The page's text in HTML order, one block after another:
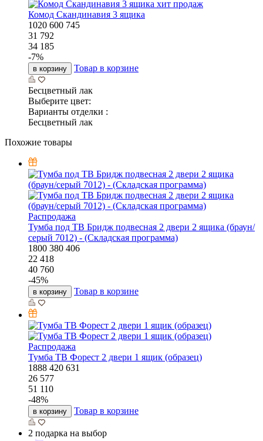
хит продаж
Комод Скандинавия 3 ящика
1020 600 745
31 792
34 185
-7%
в корзину Товар в корзине
Бесцветный лак
Выберите цвет:
Варианты отделки :
Бесцветный лак
Похожие товары
Распродажа
Тумба под ТВ Бридж подвесная 2 двери 2 ящика (браун/
серый 7012) - (Складская программа)
1800 380 406
22 418
40 760
-45%
в корзину Товар в корзине
Распродажа
Тумба ТВ Форест 2 двери 1 ящик (образец)
1888 420 631
26 577
51 110
-48%
в корзину Товар в корзине
2 подарка на выбор